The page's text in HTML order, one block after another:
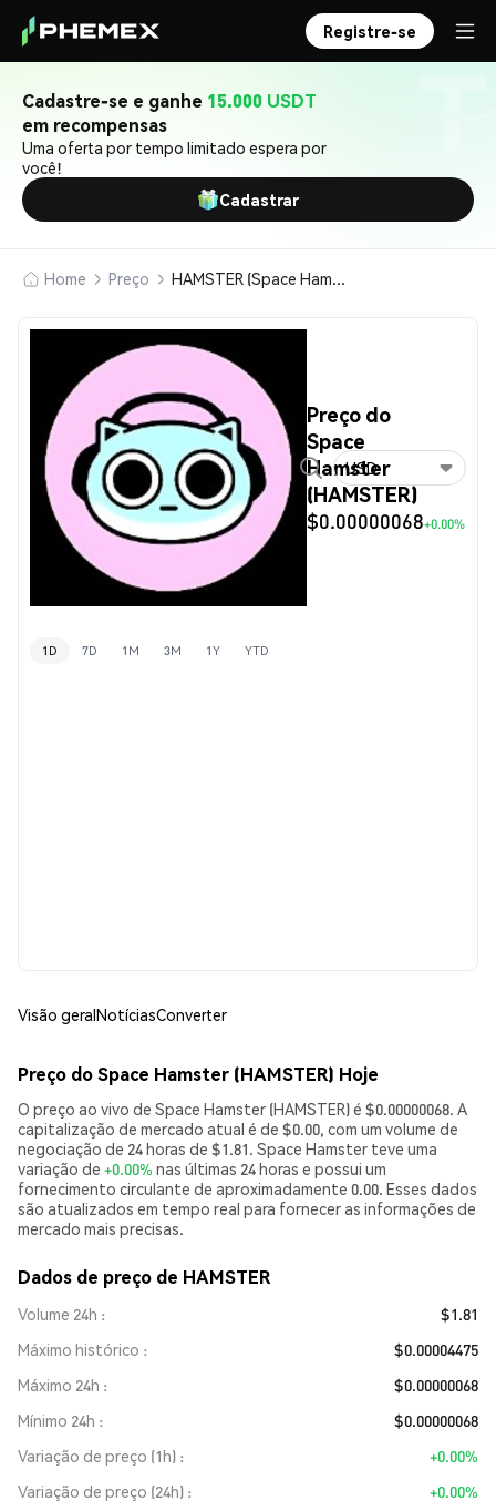
Registre-se
Cadastre-se e ganhe 15.000 USDT
em recompensas
Uma oferta por tempo limitado espera por
você!
Cadastrar
Home Preço HAMSTER (Space Hamster)
Preço do
Space
Hamster
(HAMSTER)
$0.00000068+0.00%
USD
1D 7D 1M 3M 1Y YTD
Visão geralNotíciasConverter
Preço do Space Hamster (HAMSTER) Hoje
O preço ao vivo de Space Hamster (HAMSTER) é $0.00000068. A
capitalização de mercado atual é de $0.00, com um volume de
negociação de 24 horas de $1.81. Space Hamster teve uma
variação de +0.00% nas últimas 24 horas e possui um
fornecimento circulante de aproximadamente 0.00. Esses dados
são atualizados em tempo real para fornecer as informações de
mercado mais precisas.
Dados de preço de HAMSTER
Volume 24h
$1.81
Máximo histórico
$0.00004475
Máximo 24h
$0.00000068
Mínimo 24h
$0.00000068
Variação de preço (1h)
+0.00%
Variação de preço (24h)
+0.00%